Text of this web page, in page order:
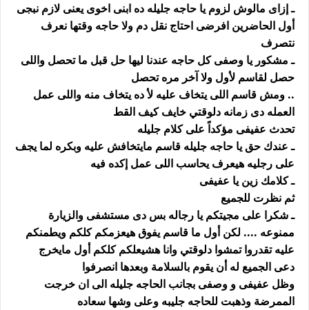
ـ إزاى مالوش لزوم يا حاجه جليله ده ابنى اخوى يعنى لازم نبجى
أول الحاضرين افرضى احتاج نقل دم ولا حاجه وقتها نعرف
نتصرف
ـ مشكور يا وصفى كل حاجه عندنا ليها حل قبل ما تحصل واللى
حصل لقاسم لأول ولا آخر مره تحصل
.. ومش قاسم اللى يتخاف عليه لأ ده يتخاف منه واللى عمل
العمله دى زمانه دلوقتي خايف كيف القط
تحدث عفيفى مؤكداً على كلام جليله
ـ عندك حق يا حاجه جليله قاسم مايتخافش عليه وبكره لما يجف
على رجليه هيعرف يحاسب اللى عمل إكده فيه
ـ كلامك زين يا عفيفى
ثم نظرت للجميع
ـ شكرا على مجيتكم يا رجاله بس دى مستشفى والزيارة
ممنوعه .... لكن أول ما قاسم يفوق هيعزمكم كلكم ويطمنكم
عليه تقدروا تمشوا دلوقتي وانا هشيعلكم كلكم أول مايخرج
دعى الجميع له أن يقوم بالسلامة وبعدها انصرفوا
وظل عفيفى و وصفى بجانب الحاجه جليله الى ان خرجت
الممرضة وذهبت للحاجه جليبه وعلى وشها سعاده